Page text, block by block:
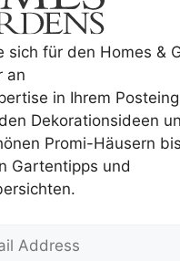
sich für den Homes &
an
in Ihrem
Dekorationsideen
Promi-Häusern
Gartentipps und